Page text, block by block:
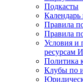
Подкасты
Календарь
Правила
Правила
Условия и
ресурсам
Политика
Клубы по